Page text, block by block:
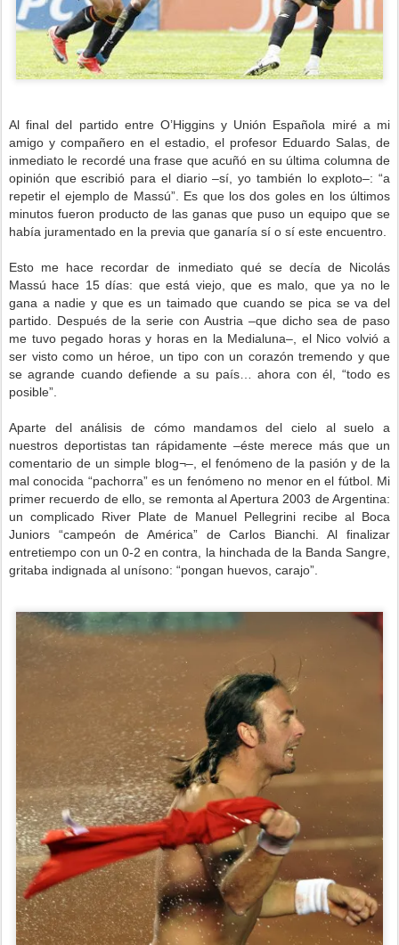
Al final del partido entre O’Higgins y Unión Española miré a mi
amigo y compañero en el estadio, el profesor Eduardo Salas, de
inmediato le recordé una frase que acuñó en su última columna de
opinión que escribió para el diario –sí, yo también lo exploto–: “a
repetir el ejemplo de Massú”. Es que los dos goles en los últimos
minutos fueron producto de las ganas que puso un equipo que se
había juramentado en la previa que ganaría sí o sí este encuentro.
Esto me hace recordar de inmediato qué se decía de Nicolás
Massú hace 15 días: que está viejo, que es malo, que ya no le
gana a nadie y que es un taimado que cuando se pica se va del
partido. Después de la serie con Austria –que dicho sea de paso
me tuvo pegado horas y horas en la Medialuna–, el Nico volvió a
ser visto como un héroe, un tipo con un corazón tremendo y que
se agrande cuando defiende a su país… ahora con él, “todo es
posible”.
Aparte del análisis de cómo mandamos del cielo al suelo a
nuestros deportistas tan rápidamente –éste merece más que un
comentario de un simple blog¬–, el fenómeno de la pasión y de la
mal conocida “pachorra” es un fenómeno no menor en el fútbol. Mi
primer recuerdo de ello, se remonta al Apertura 2003 de Argentina:
un complicado River Plate de Manuel Pellegrini recibe al Boca
Juniors “campeón de América” de Carlos Bianchi. Al finalizar
entretiempo con un 0-2 en contra, la hinchada de la Banda Sangre,
gritaba indignada al unísono: “pongan huevos, carajo”.